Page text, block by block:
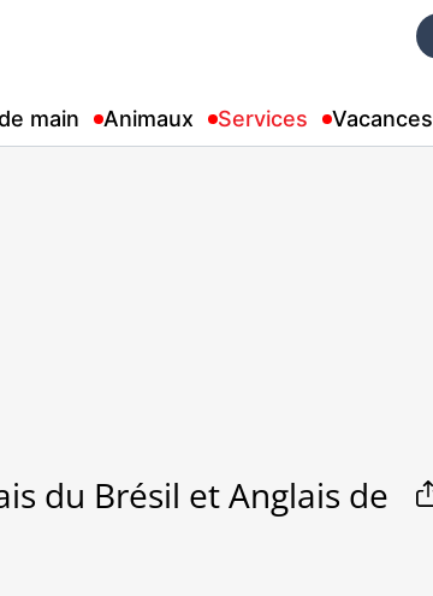
main Animaux Services Vacances
du Brésil et Anglais de